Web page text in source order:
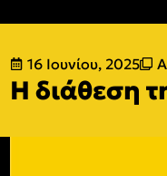
16 Ιουνίου, 2025
Η διάθεση